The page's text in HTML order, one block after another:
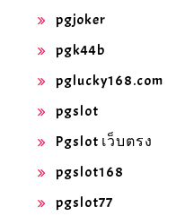
pgjoker
pgk44b
pglucky168.com
pgslot
Pgslot เว็บตรง
pgslot168
pgslot77